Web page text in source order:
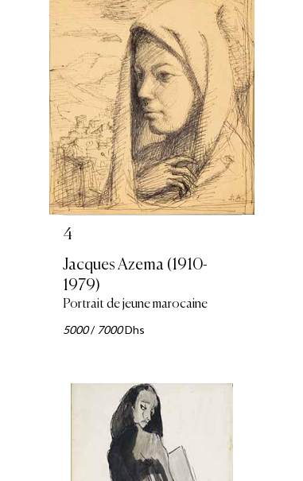
4
Jacques Azema (1910-
1979)
Portrait de jeune marocaine
5000/ 7000Dhs